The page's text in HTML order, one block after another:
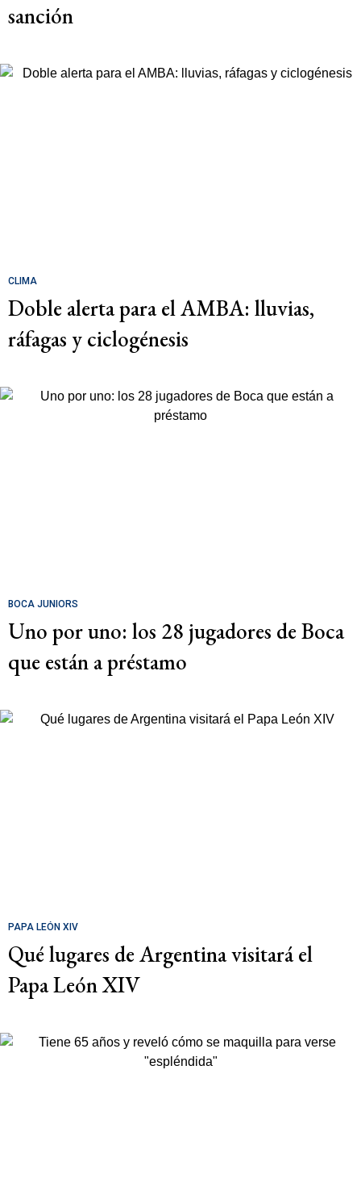
sanción
CLIMA
Doble alerta para el AMBA: lluvias,
ráfagas y ciclogénesis
BOCA JUNIORS
Uno por uno: los 28 jugadores de Boca
que están a préstamo
PAPA LEÓN XIV
Qué lugares de Argentina visitará el
Papa León XIV